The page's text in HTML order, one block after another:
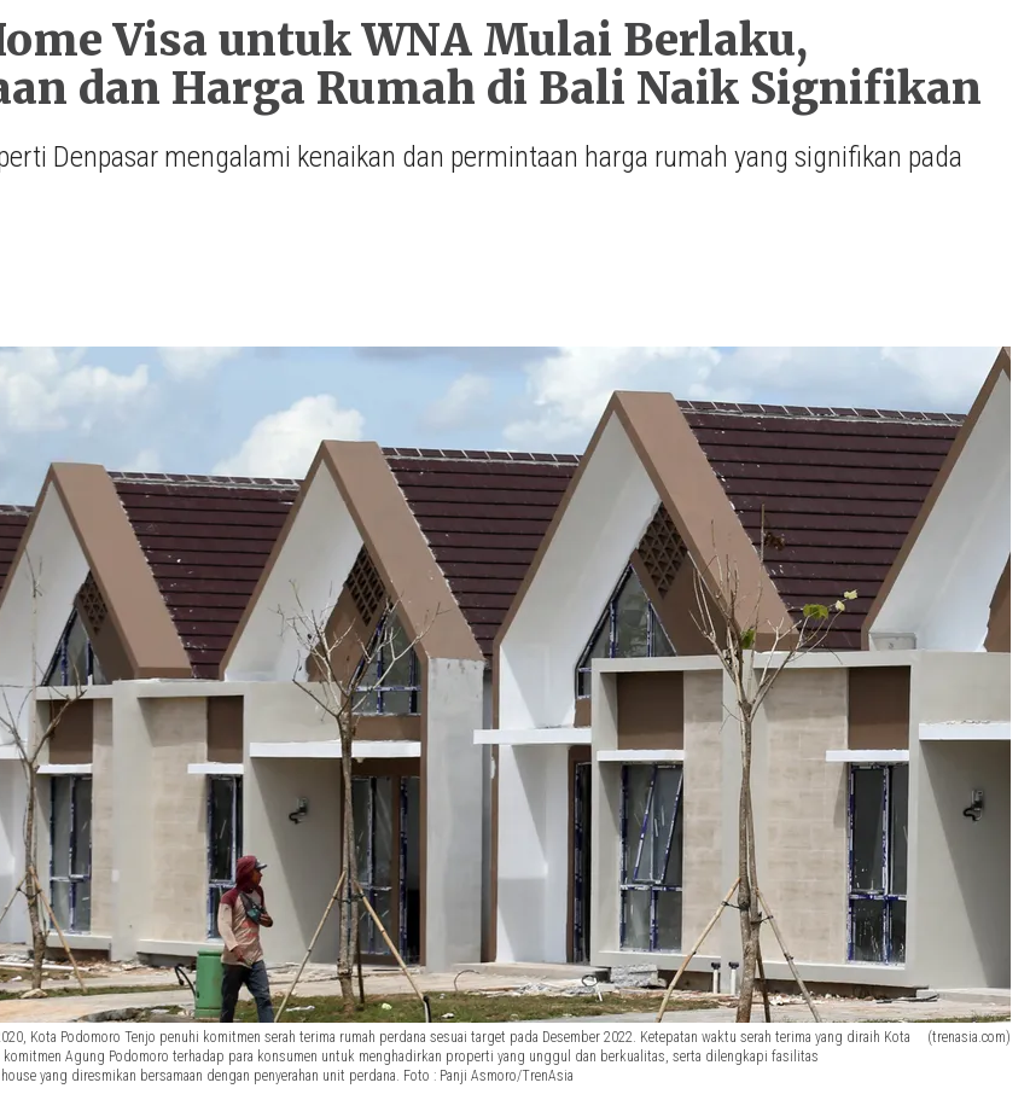
Visa untuk WNA Mulai Berlaku,
dan Harga Rumah di Bali Naik Signifikan
Denpasar mengalami kenaikan dan permintaan harga rumah yang signifikan pada
Kota Podomoro Tenjo penuhi komitmen serah terima rumah perdana sesuai target pada Desember 2022. Ketepatan waktu serah terima yang diraih Kota
komitmen Agung Podomoro terhadap para konsumen untuk menghadirkan properti yang unggul dan berkualitas, serta dilengkapi fasilitas
yang diresmikan bersamaan dengan penyerahan unit perdana. Foto : Panji Asmoro/TrenAsia
(trenasia.com)